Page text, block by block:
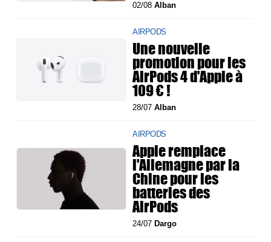
02/08Alban
AIRPODS
Une nouvelle
promotion pour les
AirPods 4 d'Apple à
109 € !
28/07Alban
AIRPODS
Apple remplace
l'Allemagne par la
Chine pour les
batteries des
AirPods
24/07 Dargo